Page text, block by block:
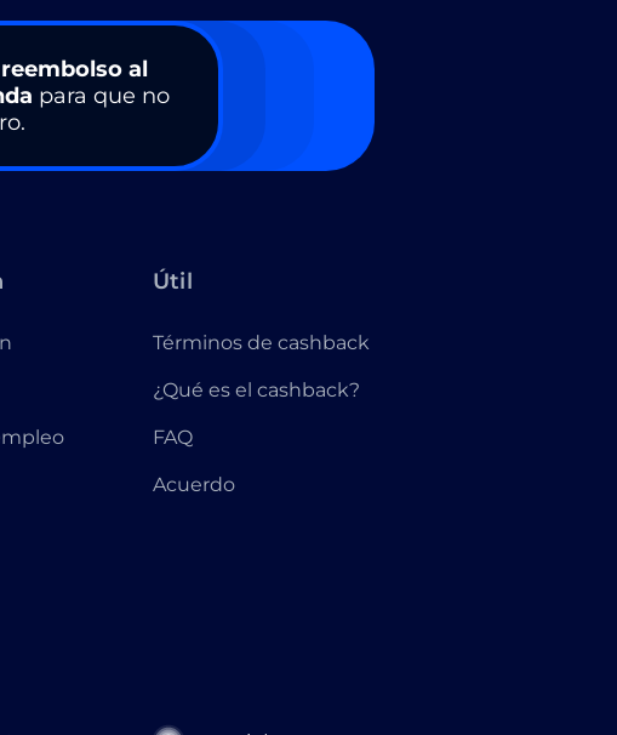
al
para que no
Útil
Términos de cashback
¿Qué es el cashback?
FAQ
Acuerdo